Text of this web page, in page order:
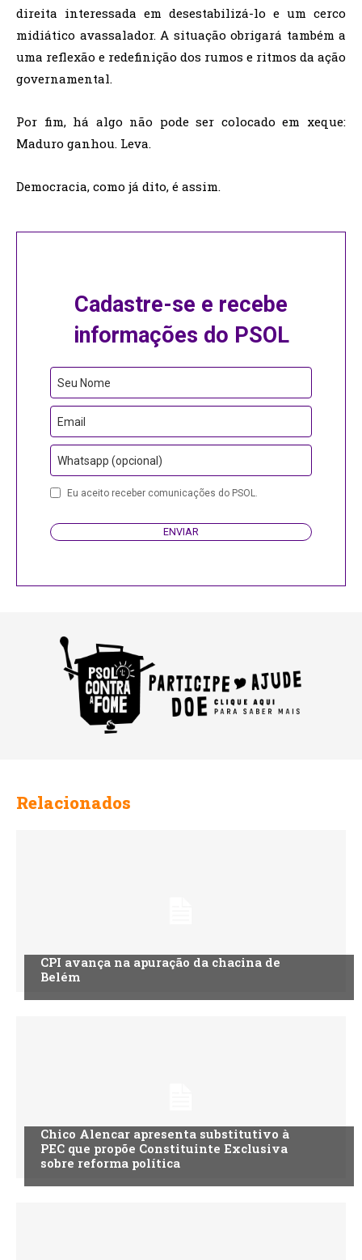
direita interessada em desestabilizá-lo e um cerco
midiático avassalador. A situação obrigará também a
uma reflexão e redefinição dos rumos e ritmos da ação
governamental.
Por fim, há algo não pode ser colocado em xeque:
Maduro ganhou. Leva.
Democracia, como já dito, é assim.
Cadastre-se e recebe
informações do PSOL
Your
Website
Seu Nome
Email
Whatsapp (opcional)
Eu aceito receber comunicações do PSOL.
ENVIAR
Relacionados
CPI avança na apuração da chacina de
Belém
Chico Alencar apresenta substitutivo à
PEC que propõe Constituinte Exclusiva
sobre reforma política